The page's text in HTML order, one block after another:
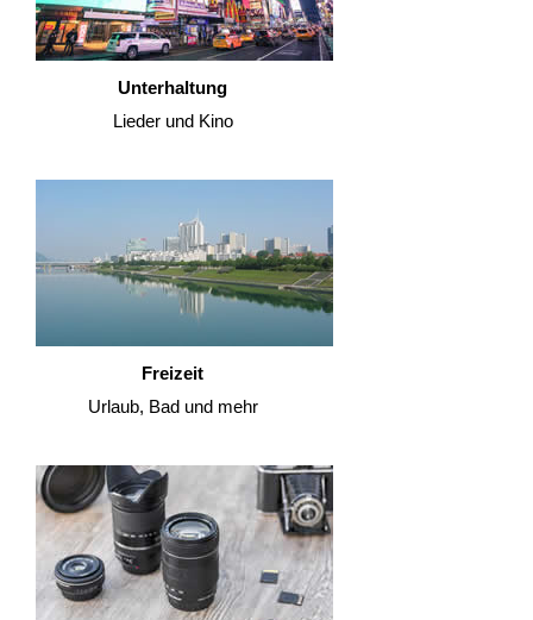
Unterhaltung
Lieder und Kino
Freizeit
Urlaub, Bad und mehr